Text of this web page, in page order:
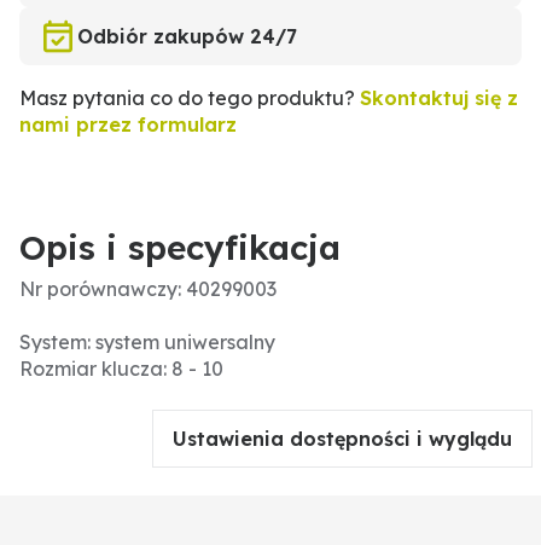
Odbiór zakupów 24/7
Masz pytania co do tego produktu? Skontaktuj się z
nami przez formularz
Opis i specyfikacja
Nr porównawczy: 40299003
System: system uniwersalny
Rozmiar klucza: 8 - 10
Ustawienia dostępności i wyglądu